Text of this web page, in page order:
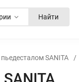
Найти
SANITA /